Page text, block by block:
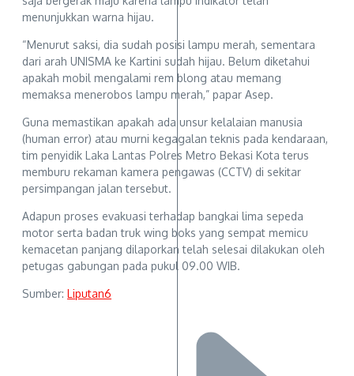
menunjukkan warna hijau.
“Menurut saksi, dia sudah posisi lampu merah, sementara
dari arah UNISMA ke Kartini sudah hijau. Belum diketahui
apakah mobil mengalami rem blong atau memang
memaksa menerobos lampu merah,” papar Asep.
Guna memastikan apakah ada unsur kelalaian manusia
(human error) atau murni kegagalan teknis pada kendaraan,
tim penyidik Laka Lantas Polres Metro Bekasi Kota terus
memburu rekaman kamera pengawas (CCTV) di sekitar
persimpangan jalan tersebut.
Adapun proses evakuasi terhadap bangkai lima sepeda
motor serta badan truk wing boks yang sempat memicu
kemacetan panjang dilaporkan telah selesai dilakukan oleh
petugas gabungan pada pukul 09.00 WIB.
Sumber: Liputan6